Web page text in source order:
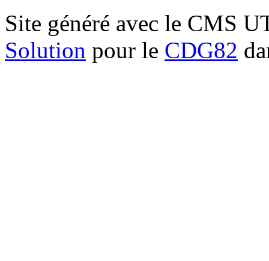
Site généré avec le CMS
Solution pour le CDG82